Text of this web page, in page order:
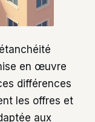
en œuvre
différences
les offres et
aux